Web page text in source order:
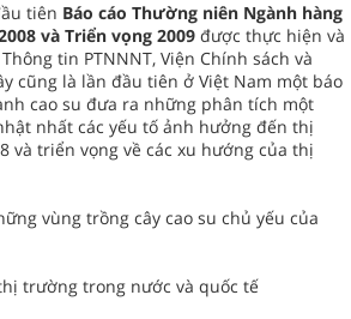
tiên Báo cáo Thường niên Ngành hàng
và Triển vọng 2009 được thực hiện và
tin PTNNNT, Viện Chính sách và
cũng là lần đầu tiên ở Việt Nam một báo
cao su đưa ra những phân tích một
nhất các yếu tố ảnh hưởng đến thị
và triển vọng về các xu hướng của thị
vùng trồng cây cao su chủ yếu của
trường trong nước và quốc tế